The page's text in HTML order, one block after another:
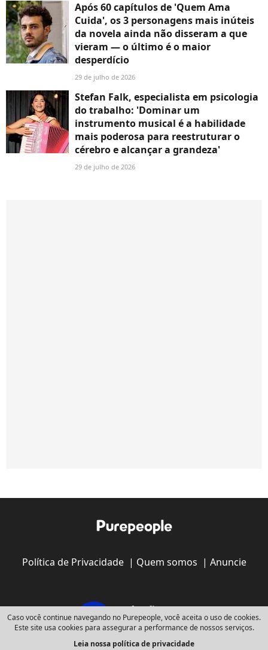
Após 60 capítulos de 'Quem Ama
Cuida', os 3 personagens mais inúteis
da novela ainda não disseram a que
vieram — o último é o maior
desperdício
29 de julho de 2026
Stefan Falk, especialista em psicologia
do trabalho: 'Dominar um
instrumento musical é a habilidade
mais poderosa para reestruturar o
cérebro e alcançar a grandeza'
29 de julho de 2026
Política de Privacidade| Quem somos | Anuncie
Caso você continue navegando no Purepeople, você aceita o uso de cookies.
Este site usa cookies para assegurar a performance de nossos serviços.
Leia nossa política de privacidade